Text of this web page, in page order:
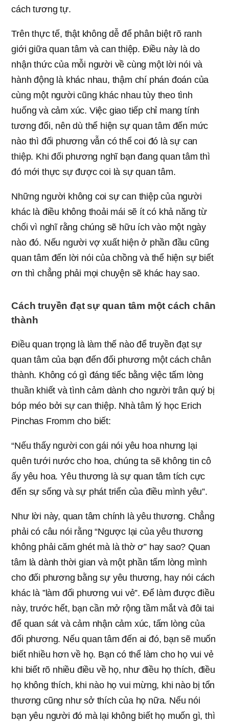
cách tương tự.
Trên thực tế, thật không dễ để phân biệt rõ ranh
giới giữa quan tâm và can thiệp. Điều này là do
nhận thức của mỗi người về cùng một lời nói và
hành động là khác nhau, thậm chí phán đoán của
cùng một người cũng khác nhau tùy theo tình
huống và cảm xúc. Việc giao tiếp chỉ mang tính
tương đối, nên dù thể hiện sự quan tâm đến mức
nào thì đối phương vẫn có thể coi đó là sự can
thiệp. Khi đối phương nghĩ bạn đang quan tâm thì
đó mới thực sự được coi là sự quan tâm.
Những người không coi sự can thiệp của người
khác là điều không thoải mái sẽ ít có khả năng từ
chối vì nghĩ rằng chúng sẽ hữu ích vào một ngày
nào đó. Nếu người vợ xuất hiện ở phần đầu cũng
quan tâm đến lời nói của chồng và thể hiện sự biết
ơn thì chẳng phải mọi chuyện sẽ khác hay sao.
Cách truyền đạt sự quan tâm một cách chân
thành
Điều quan trọng là làm thế nào để truyền đạt sự
quan tâm của bạn đến đối phương một cách chân
thành. Không có gì đáng tiếc bằng việc tấm lòng
thuần khiết và tình cảm dành cho người trân quý bị
bóp méo bởi sự can thiệp. Nhà tâm lý học Erich
Pinchas Fromm cho biết:
“Nếu thấy người con gái nói yêu hoa nhưng lại
quên tưới nước cho hoa, chúng ta sẽ không tin cô
ấy yêu hoa. Yêu thương là sự quan tâm tích cực
đến sự sống và sự phát triển của điều mình yêu”.
Như lời này, quan tâm chính là yêu thương. Chẳng
phải có câu nói rằng “Ngược lại của yêu thương
không phải căm ghét mà là thờ ơ” hay sao? Quan
tâm là dành thời gian và một phần tấm lòng mình
cho đối phương bằng sự yêu thương, hay nói cách
khác là ”làm đối phương vui vẻ”. Để làm được điều
này, trước hết, bạn cần mở rộng tầm mắt và đôi tai
để quan sát và cảm nhận cảm xúc, tấm lòng của
đối phương. Nếu quan tâm đến ai đó, bạn sẽ muốn
biết nhiều hơn về họ. Bạn có thể làm cho họ vui vẻ
khi biết rõ nhiều điều về họ, như điều họ thích, điều
họ không thích, khi nào họ vui mừng, khi nào bị tổn
thương cũng như sở thích của họ nữa. Nếu nói
bạn yêu người đó mà lại không biết họ muốn gì, thì